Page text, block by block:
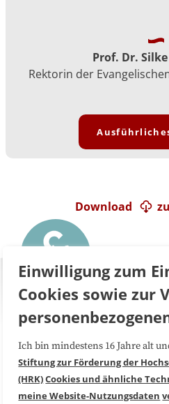
Prof. Dr.
Rektorin der
Download
Über uns
Medienarbeit
Einwilligung zum
Cookies sowie zur
Ich bin mindestens 16 Jahre alt
Stiftung zur Förderung der
(HRK)Cookies und ähnliche
meine Website-Nutzungsdaten